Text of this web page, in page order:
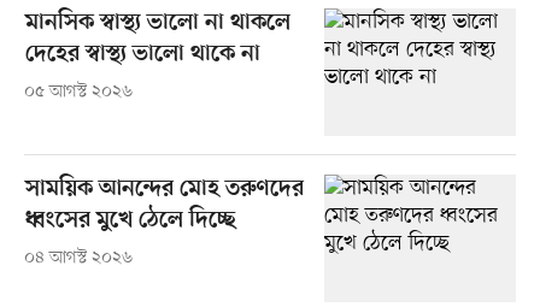
মানসিক স্বাস্থ্য ভালো না থাকলে
দেহের স্বাস্থ্য ভালো থাকে না
০৫ আগস্ট ২০২৬
সাময়িক আনন্দের মোহ তরুণদের
ধ্বংসের মুখে ঠেলে দিচ্ছে
০৪ আগস্ট ২০২৬